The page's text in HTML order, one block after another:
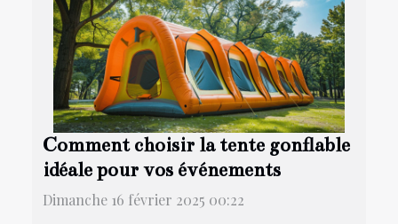
Comment choisir la tente gonflable
idéale pour vos événements
Dimanche 16 février 2025 00:22